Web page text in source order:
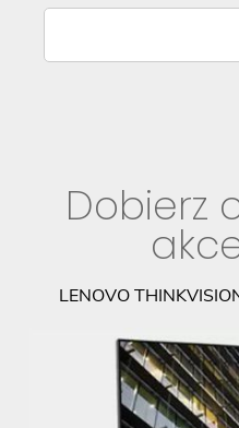
Dobierz
LENOVO